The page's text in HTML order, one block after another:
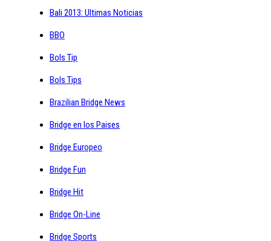
Bali 2013: Ultimas Noticias
BBO
Bols Tip
Bols Tips
Brazilian Bridge News
Bridge en los Paises
Bridge Europeo
Bridge Fun
Bridge Hit
Bridge On-Line
Bridge Sports